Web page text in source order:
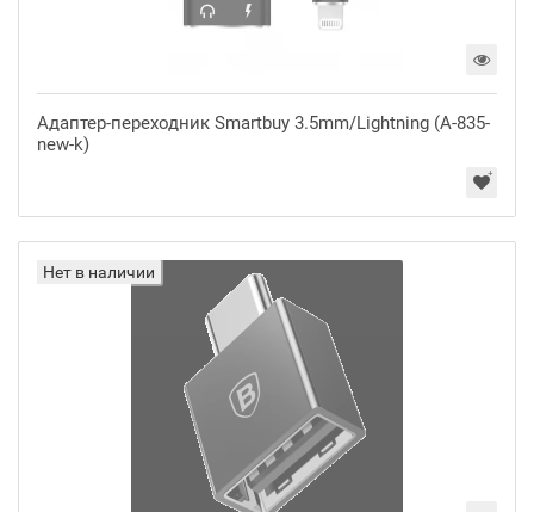
Адаптер-переходник Smartbuy 3.5mm/Lightning (A-835-
new-k)
Нет в наличии